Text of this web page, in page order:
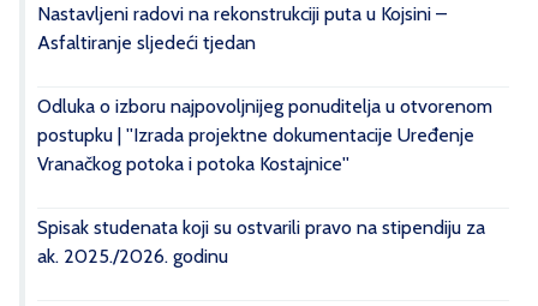
Nastavljeni radovi na rekonstrukciji puta u Kojsini –
Asfaltiranje sljedeći tjedan
Odluka o izboru najpovoljnijeg ponuditelja u otvorenom
postupku | ''Izrada projektne dokumentacije Uređenje
Vranačkog potoka i potoka Kostajnice''
Spisak studenata koji su ostvarili pravo na stipendiju za
ak. 2025./2026. godinu